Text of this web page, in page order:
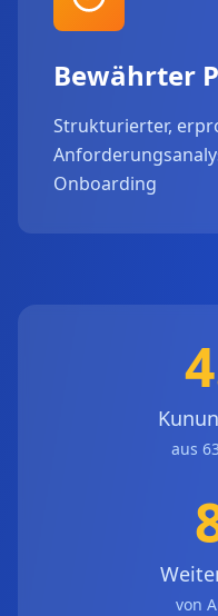
Bewährter
Strukturierter,
Onboarding
aus
von